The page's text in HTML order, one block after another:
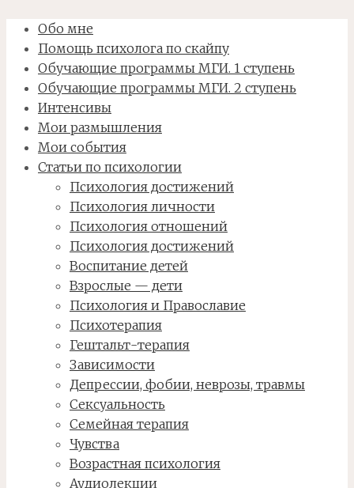
Обо мне
Помощь психолога по скайпу
Обучающие программы МГИ. 1 ступень
Обучающие программы МГИ. 2 ступень
Интенсивы
Мои размышления
Мои события
Статьи по психологии
Психология достижений
Психология личности
Психология отношений
Психология достижений
Воспитание детей
Взрослые — дети
Психология и Православие
Психотерапия
Гештальт-терапия
Зависимости
Депрессии, фобии, неврозы, травмы
Сексуальность
Семейная терапия
Чувства
Возрастная психология
Аудиолекции